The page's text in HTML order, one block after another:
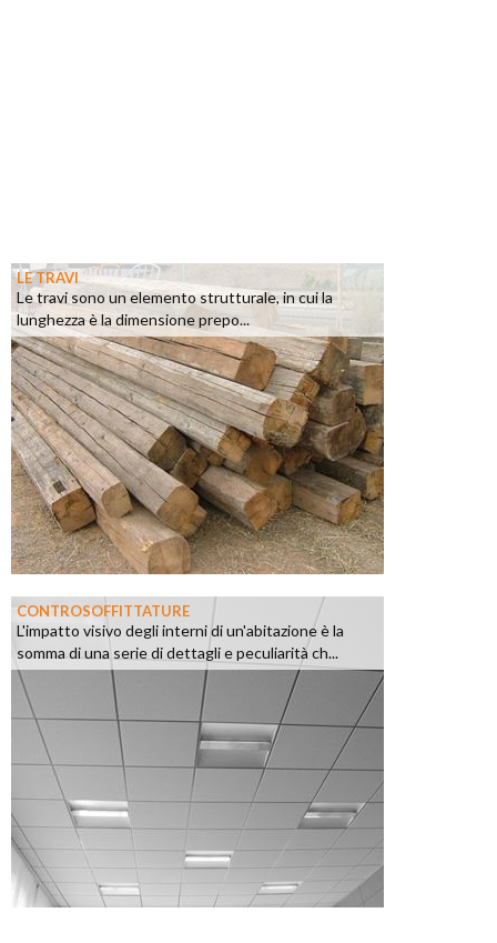
LE TRAVI
Le travi sono un elemento strutturale, in cui la
lunghezza è la dimensione prepo...
CONTROSOFFITTATURE
L'impatto visivo degli interni di un'abitazione è la
somma di una serie di dettagli e peculiarità ch...